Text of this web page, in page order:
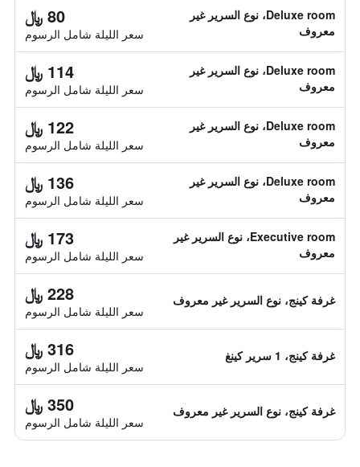
Deluxe room، نوع السرير غير
معروف
80 ﷼
سعر الليلة شامل الرسوم
Deluxe room، نوع السرير غير
معروف
114 ﷼
سعر الليلة شامل الرسوم
Deluxe room، نوع السرير غير
معروف
122 ﷼
سعر الليلة شامل الرسوم
Deluxe room، نوع السرير غير
معروف
136 ﷼
سعر الليلة شامل الرسوم
Executive room، نوع السرير غير
معروف
173 ﷼
سعر الليلة شامل الرسوم
غرفة كينج، نوع السرير غير معروف 228 ﷼
سعر الليلة شامل الرسوم
غرفة كينج، 1 سرير كينغ 316 ﷼
سعر الليلة شامل الرسوم
غرفة كينج، نوع السرير غير معروف 350 ﷼
سعر الليلة شامل الرسوم